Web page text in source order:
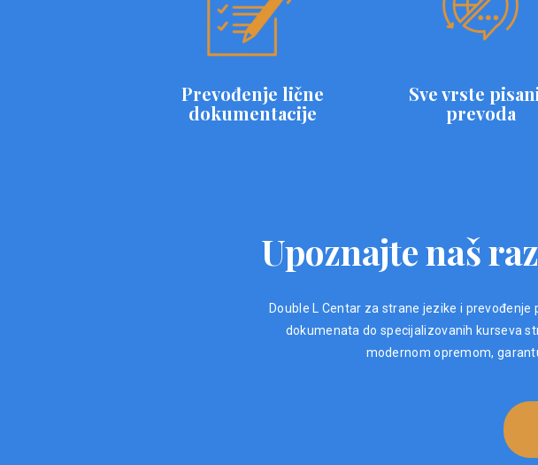
Prevođenje lične
dokumentacije
Sve vrste
prevoda
Upoznajte naš
Double L Centar za strane jezike i
dokumenata do specijalizovanih kurseva
modernom opremom,